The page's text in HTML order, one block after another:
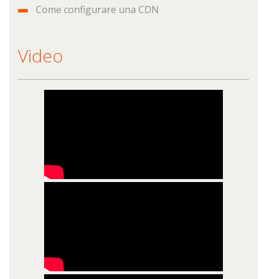
Come configurare una CDN
Video